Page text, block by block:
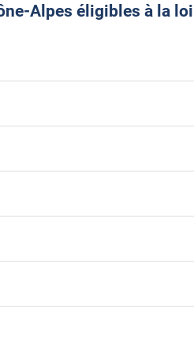
Alpes éligibles à la loi